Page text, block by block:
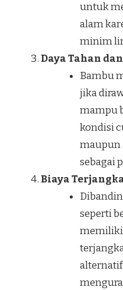
untuk
alam
minim
Daya Tahan
Bambu
jika
mampu
kondisi
maupun
sebagai
Biaya
seperti
memiliki